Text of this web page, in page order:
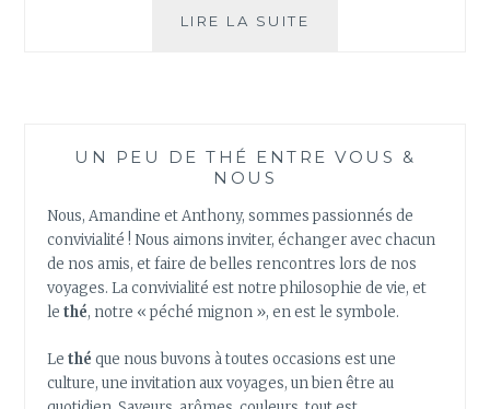
LIRE LA SUITE
UN PEU DE THÉ ENTRE VOUS &
NOUS
Nous, Amandine et Anthony, sommes passionnés de
convivialité ! Nous aimons inviter, échanger avec chacun
de nos amis, et faire de belles rencontres lors de nos
voyages. La convivialité est notre philosophie de vie, et
lethé, notre « péché mignon », en est le symbole.
Lethé que nous buvons à toutes occasions est une
culture, une invitation aux voyages, un bien être au